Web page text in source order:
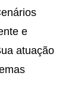
e
atuação